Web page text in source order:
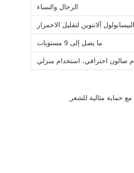
الرجال والنساء
البيسابولول آلانتوين لتقليل الاحمرار
ما يصل إلى 9 مستويات
صالون احترافي، استخدام منزلي